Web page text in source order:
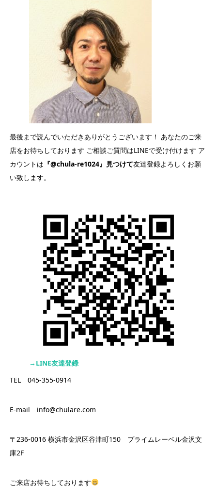
最後まで読んでいただきありがとうございます！ あなたのご来
店をお待ちしております ご相談ご質問はLINEで受け付けます ア
カウントは 『@chula-re1024』見つけて友達登録よろしくお願
い致します。
→LINE友達登録
TEL 045-355-0914
E-mail info@chulare.com
〒236-0016 横浜市金沢区谷津町150 プライムレーベル金沢文
庫2F
ご来店お待ちしております